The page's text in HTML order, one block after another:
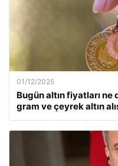
01/12/2025
Bugün altın fiyatları ne
gram ve çeyrek altın